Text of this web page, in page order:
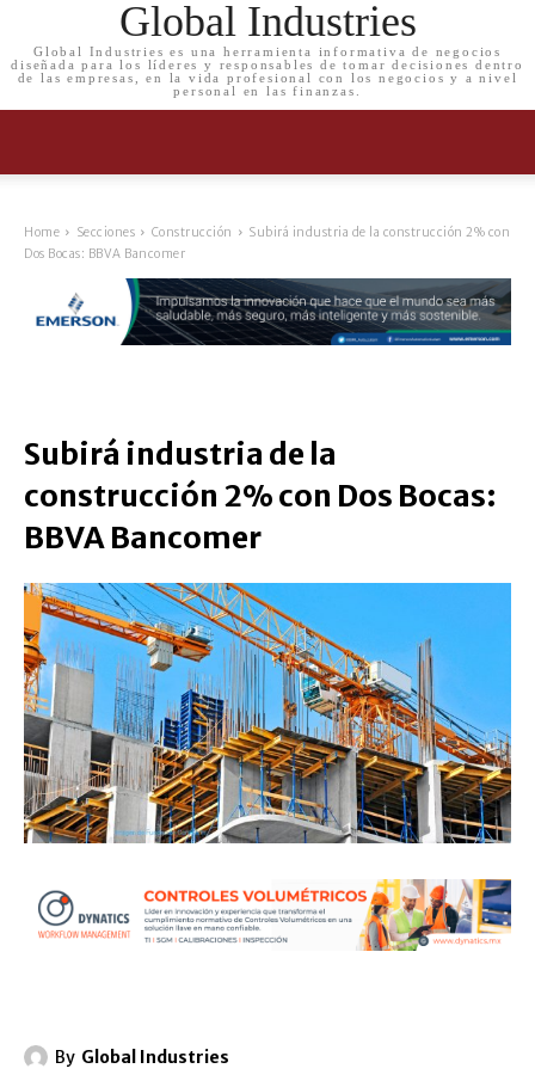
Global Industries
Global Industries es una herramienta informativa de negocios
diseñada para los líderes y responsables de tomar decisiones dentro
de las empresas, en la vida profesional con los negocios y a nivel
personal en las finanzas.
Home Secciones Construcción
Subirá industria de la construcción 2% con
Dos Bocas: BBVA Bancomer
Subirá industria de la
construcción 2% con Dos Bocas:
BBVA Bancomer
By Global Industries